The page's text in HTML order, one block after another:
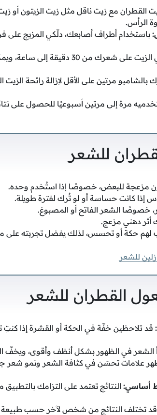
الرأس.
باستخدام أطراف أصابعك، دلّكي المزيج على
اتركي الزيت على شعرك من 30
مرتين على الأقل لإزالة رائحة الزيت
مرة إلى مرتين أسبوعيًا للحصول على
للشعر
مزعجة للبعض، خصوصًا إذا استُخدم وحده.
إذا كانت حساسة أو لو تُرك لفترة طويلة.
خصوصًا الشعر الفاتح أو المصبوغ.
أثر دهني مزعج.
حكة أو تحسس، لذلك يفضل تجربته على
للشعر
القطران للشعر
قد تلاحظين خفّة في الحكة أو القشرة إذا كنتِ
الشعر في الظهور بشكل أنظف وأقوى، ويخفّ
علامات تحسّن في كثافة الشعر ونمو شعر
أساسي: النتائج تعتمد على التزامك
قد تختلف النتائج من شخص لآخر حسب طبيعة